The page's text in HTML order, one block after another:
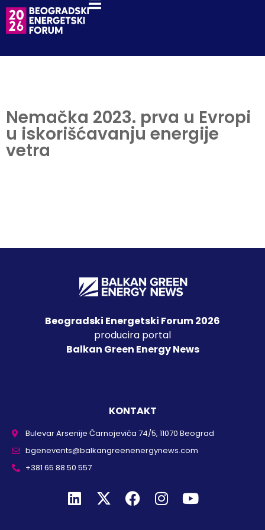
Nemačka 2023. prva u Evropi
u iskorišćavanju energije
vetra
Beogradski Energetski Forum 2026
producira portal
Balkan Green Energy News
KONTAKT
Bulevar Arsenije Čarnojevića 74/5, 11070 Beograd
bgenevents@balkangreenenergynews.com
+381 65 88 50 557